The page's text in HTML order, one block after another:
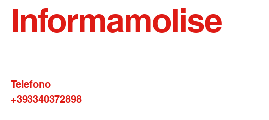
Informamolise
Telefono
+393340372898